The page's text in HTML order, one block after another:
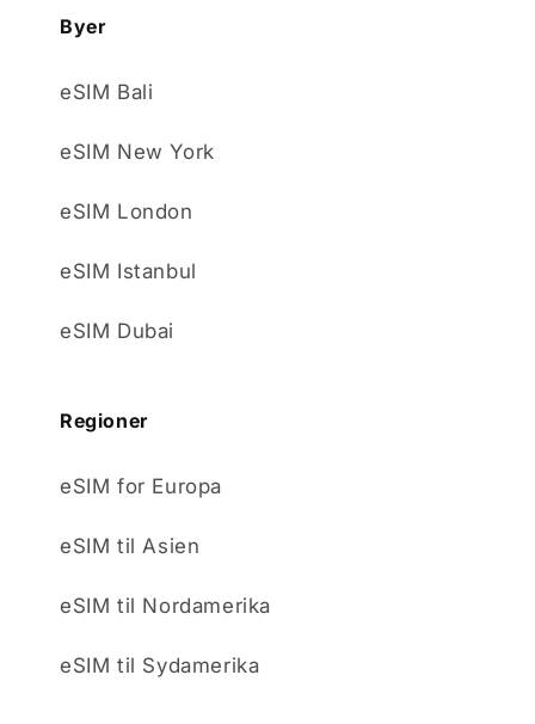
Byer
eSIM Bali
eSIM New York
eSIM London
eSIM Istanbul
eSIM Dubai
Regioner
eSIM for Europa
eSIM til Asien
eSIM til Nordamerika
eSIM til Sydamerika